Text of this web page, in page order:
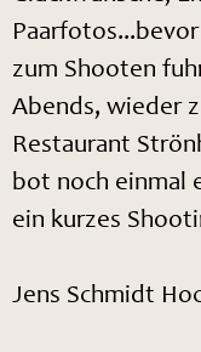
zum Shooten
Abends, wieder
Restaurant
bot noch einmal
ein kurzes
Jens Schmidt